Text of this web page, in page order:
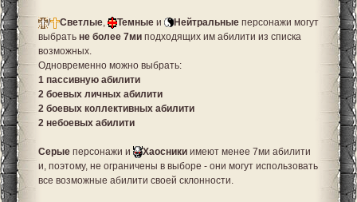
/ Светлые, Темные и Нейтральные персонажи могут
выбрать не более 7ми подходящих им абилити из списка
возможных.
Одновременно можно выбрать:
1 пассивную абилити
2 боевых личных абилити
2 боевых коллективных абилити
2 небоевых абилити
Серые персонажи и Хаосники имеют менее 7ми абилити
и, поэтому, не ограничены в выборе - они могут использовать
все возможные абилити своей склонности.